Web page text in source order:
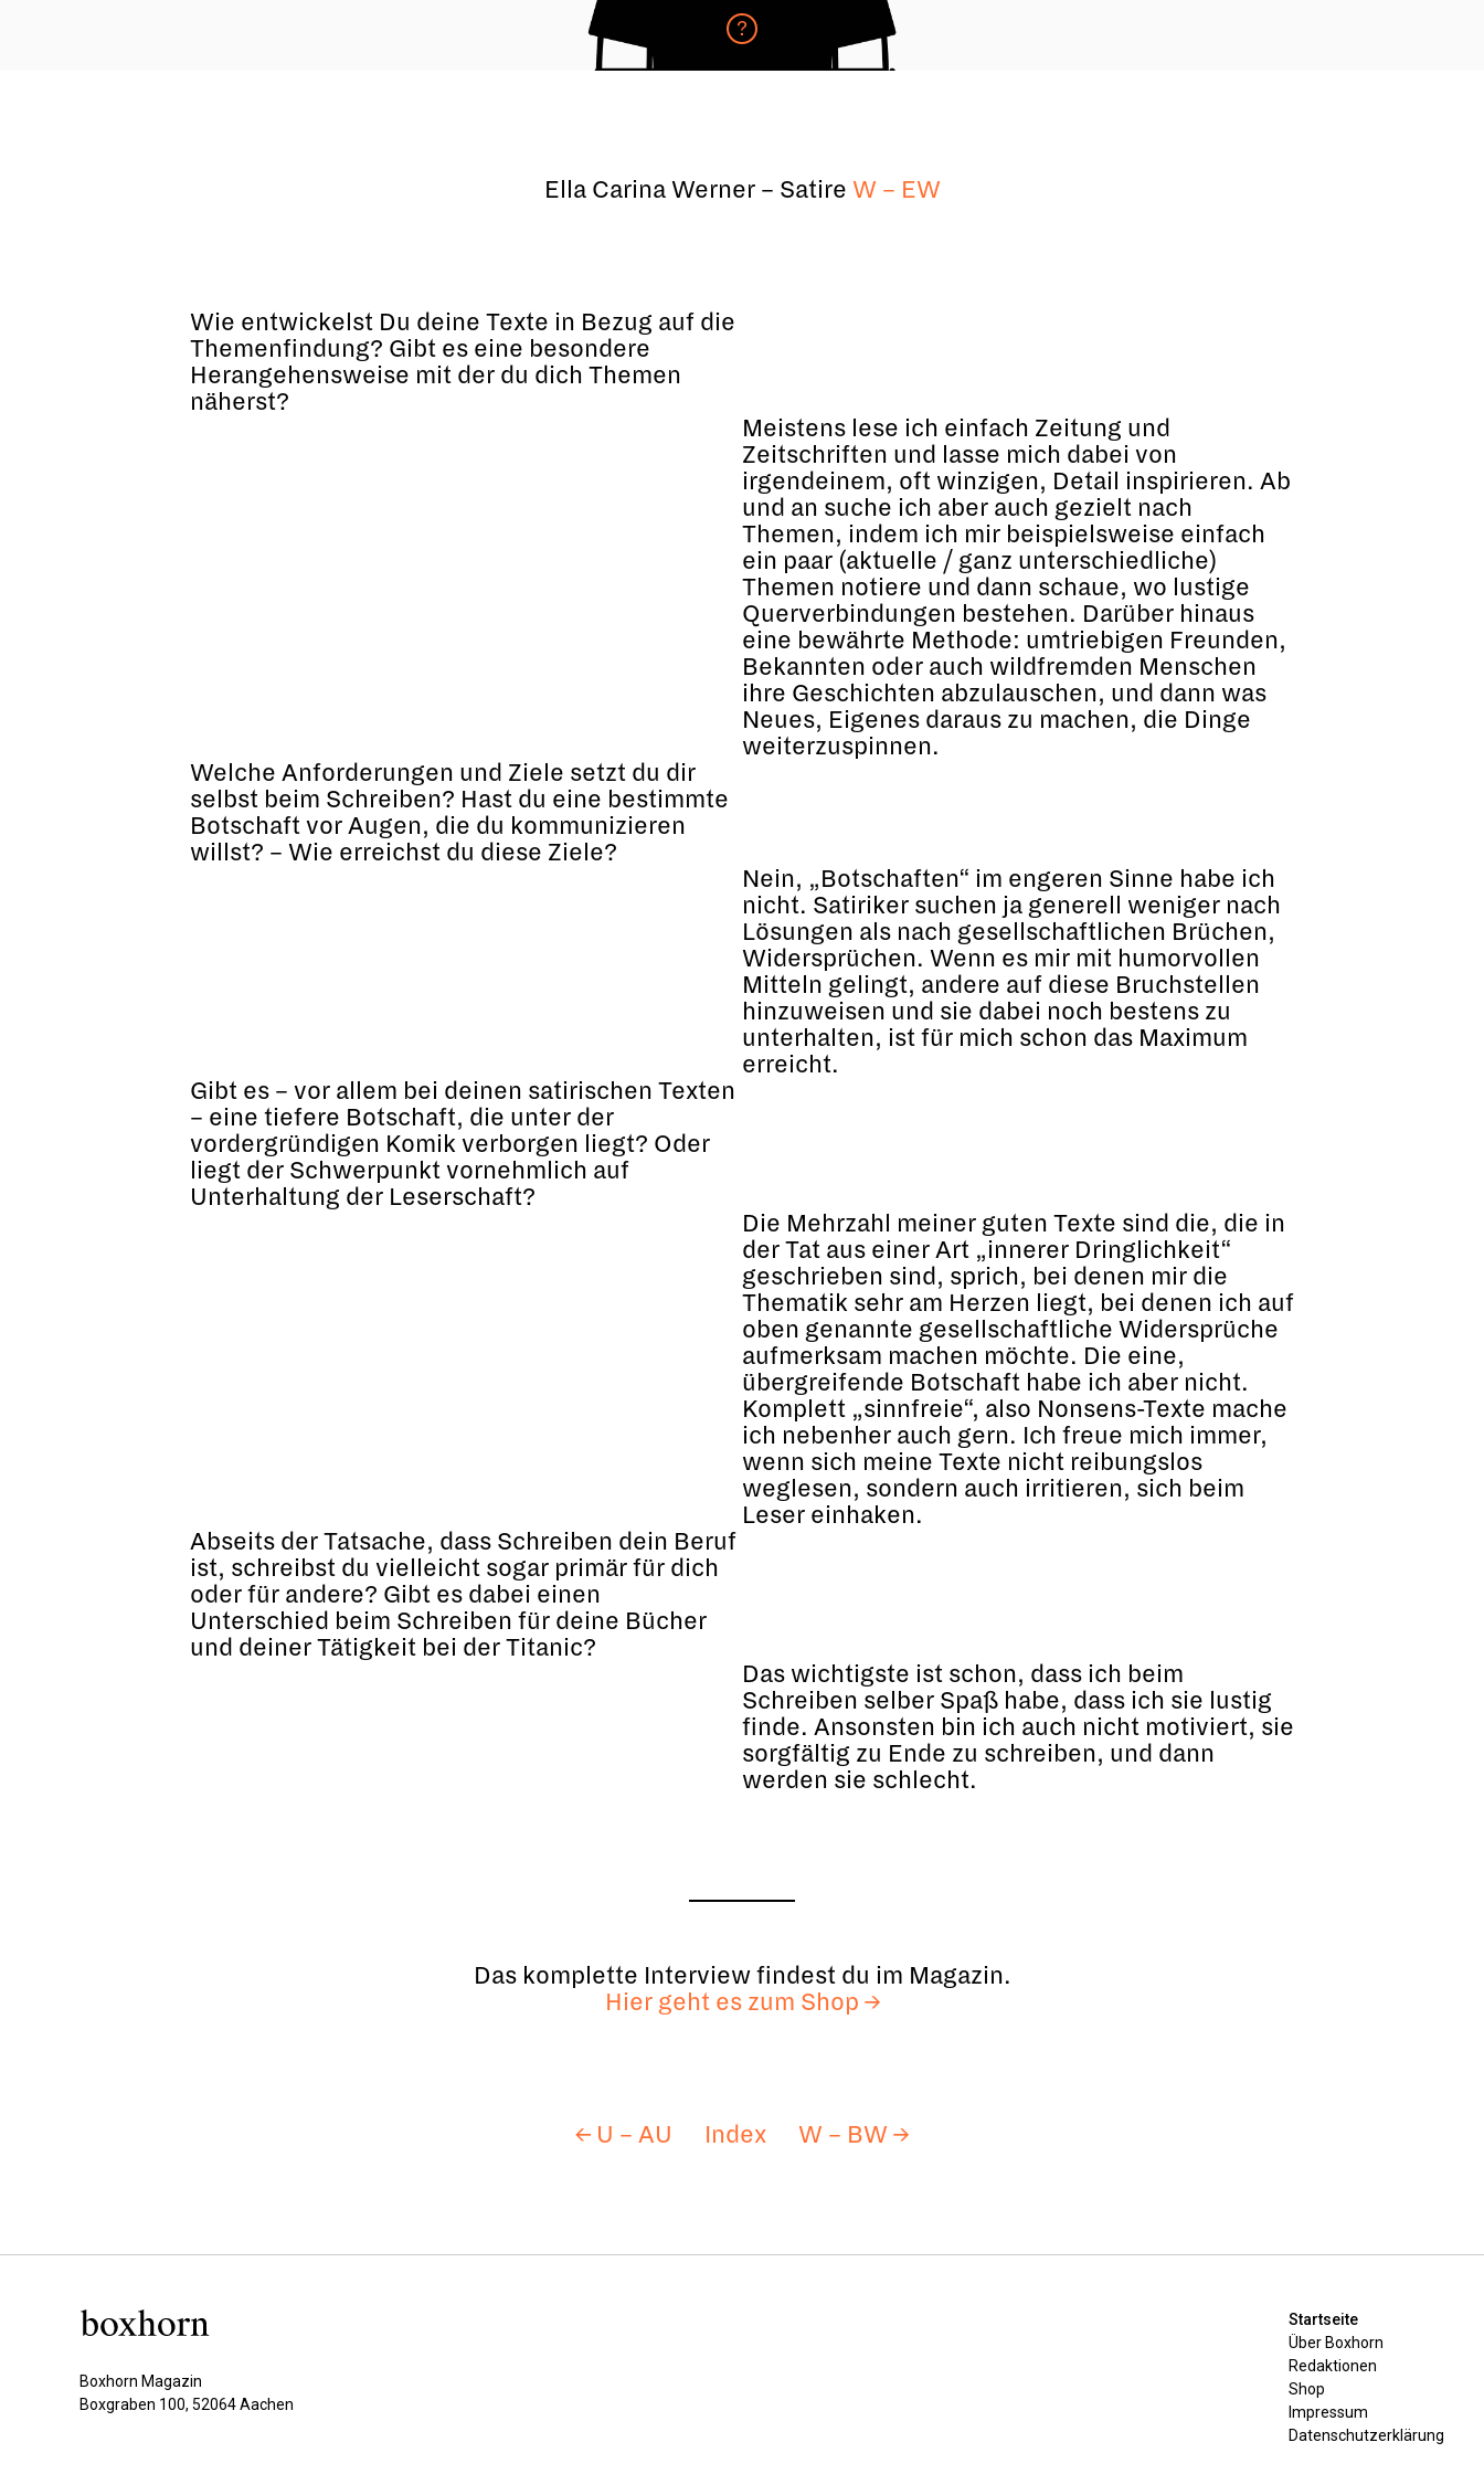
?
Ella Carina Werner – Satire W – EW
Wie entwickelst Du deine Texte in Bezug auf die
Themenfindung? Gibt es eine besondere
Herangehensweise mit der du dich Themen
näherst?
Meistens lese ich einfach Zeitung und
Zeitschriften und lasse mich dabei von
irgendeinem, oft winzigen, Detail inspirieren. Ab
und an suche ich aber auch gezielt nach
Themen, indem ich mir beispielsweise einfach
ein paar (aktuelle / ganz unterschiedliche)
Themen notiere und dann schaue, wo lustige
Querverbindungen bestehen. Darüber hinaus
eine bewährte Methode: umtriebigen Freunden,
Bekannten oder auch wildfremden Menschen
ihre Geschichten abzulauschen, und dann was
Neues, Eigenes daraus zu machen, die Dinge
weiterzuspinnen.
Welche Anforderungen und Ziele setzt du dir
selbst beim Schreiben? Hast du eine bestimmte
Botschaft vor Augen, die du kommunizieren
willst? – Wie erreichst du diese Ziele?
Nein, „Botschaften“ im engeren Sinne habe ich
nicht. Satiriker suchen ja generell weniger nach
Lösungen als nach gesellschaftlichen Brüchen,
Widersprüchen. Wenn es mir mit humorvollen
Mitteln gelingt, andere auf diese Bruchstellen
hinzuweisen und sie dabei noch bestens zu
unterhalten, ist für mich schon das Maximum
erreicht.
Gibt es – vor allem bei deinen satirischen Texten
– eine tiefere Botschaft, die unter der
vordergründigen Komik verborgen liegt? Oder
liegt der Schwerpunkt vornehmlich auf
Unterhaltung der Leserschaft?
Die Mehrzahl meiner guten Texte sind die, die in
der Tat aus einer Art „innerer Dringlichkeit“
geschrieben sind, sprich, bei denen mir die
Thematik sehr am Herzen liegt, bei denen ich auf
oben genannte gesellschaftliche Widersprüche
aufmerksam machen möchte. Die eine,
übergreifende Botschaft habe ich aber nicht.
Komplett „sinnfreie“, also Nonsens-Texte mache
ich nebenher auch gern. Ich freue mich immer,
wenn sich meine Texte nicht reibungslos
weglesen, sondern auch irritieren, sich beim
Leser einhaken.
Abseits der Tatsache, dass Schreiben dein Beruf
ist, schreibst du vielleicht sogar primär für dich
oder für andere? Gibt es dabei einen
Unterschied beim Schreiben für deine Bücher
und deiner Tätigkeit bei der Titanic?
Das wichtigste ist schon, dass ich beim
Schreiben selber Spaß habe, dass ich sie lustig
finde. Ansonsten bin ich auch nicht motiviert, sie
sorgfältig zu Ende zu schreiben, und dann
werden sie schlecht.
Das komplette Interview findest du im Magazin.
Hier geht es zum Shop →
← U – AU Index W – BW →
Boxhorn Magazin
Boxgraben 100, 52064 Aachen
Startseite
Über Boxhorn
Redaktionen
Shop
Impressum
Datenschutzerklärung